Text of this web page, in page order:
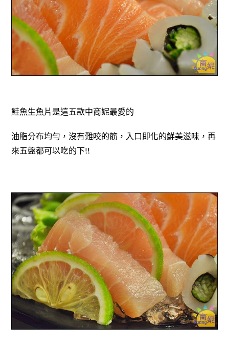
鮭魚生魚片是這五款中商妮最愛的
油脂分布均勻，沒有難咬的筋，入口即化的鮮美滋味，再
來五盤都可以吃的下!!